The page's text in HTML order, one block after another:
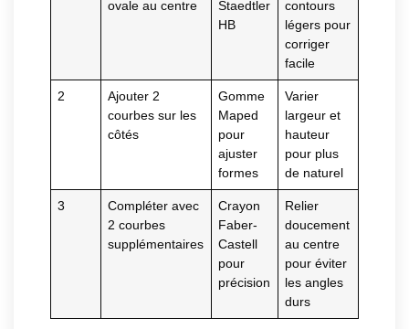
ovale au centre
Staedtler
HB
contours
légers pour
corriger
facile
2
Ajouter 2
courbes sur les
côtés
Gomme
Maped
pour
ajuster
formes
Varier
largeur et
hauteur
pour plus
de naturel
3
Compléter avec
2 courbes
supplémentaires
Crayon
Faber-
Castell
pour
précision
Relier
doucement
au centre
pour éviter
les angles
durs